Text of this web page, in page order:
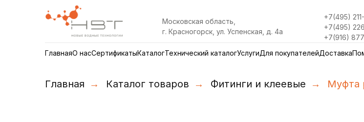
ГлавнаяО насСертификатыКаталогТехнический каталогУслугиДля покупателейДоставка
+7(495)
+7(495)
+7(916)
Московская область,
г. Красногорск, ул. Успенская, д. 4а
Главная → Каталог товаров → Фитинги и клеевые → Муфта